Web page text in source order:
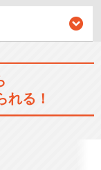
しょ～と!!
れる！